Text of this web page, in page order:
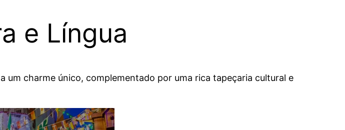
e Língua
um charme único, complementado por uma rica tapeçaria cultural e